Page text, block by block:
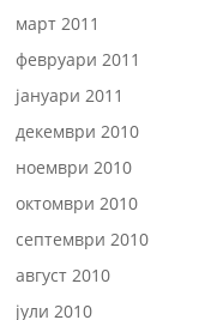
март 2011
февруари 2011
јануари 2011
декември 2010
ноември 2010
октомври 2010
септември 2010
август 2010
јули 2010